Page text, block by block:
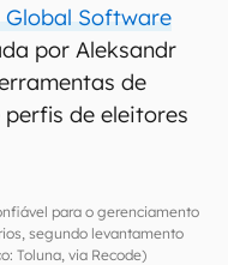
Global Software
por Aleksandr
de
de eleitores
para o gerenciamento
segundo levantamento
Toluna, via Recode)